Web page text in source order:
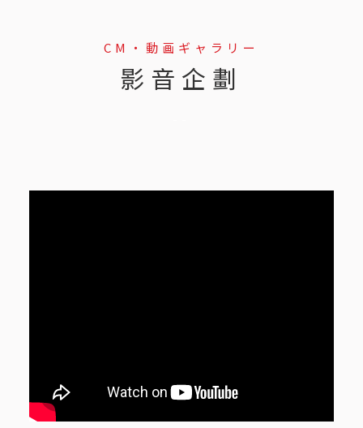
CM・動画ギャラリー
影音企劃